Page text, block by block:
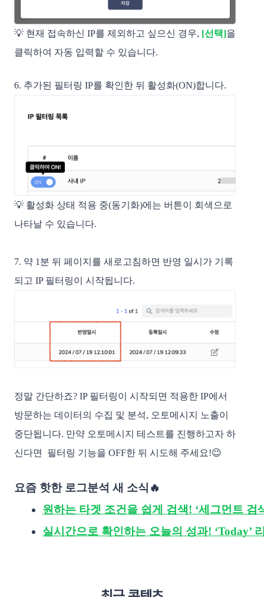
💡 현재 접속하신 IP를 제외하고 싶으신 경우, [선택]을
클릭하여 자동 입력할 수 있습니다.
6. 추가된 필터링 IP를 확인한 뒤 활성화(ON)합니다.
💡 활성화 상태 적용 중(동기화)에는 버튼이 회색으로
나타날 수 있습니다.
7. 약 1분 뒤 페이지를 새로고침하면 반영 일시가 기록
되고 IP 필터링이 시작됩니다.
정말 간단하죠? IP 필터링이 시작되면 적용한 IP에서
방문하는 데이터의 수집 및 분석, 오토메시지 노출이
중단됩니다. 만약 오토메시지 테스트를 진행하고자 하
신다면 필터링 기능을 OFF한 뒤 시도해 주세요!😉
요즘 핫한 로그분석 새 소식🔥
원하는 타겟 조건을 쉽게 검색! ‘세그먼트 검
실시간으로 확인하는 오늘의 성과! ‘Today’